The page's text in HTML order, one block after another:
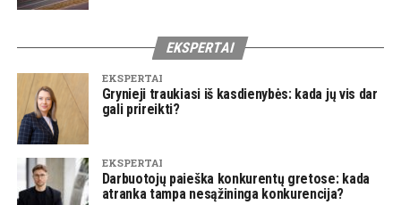
EKSPERTAI
EKSPERTAI
Grynieji traukiasi iš kasdienybės: kada jų vis dar
gali prireikti?
EKSPERTAI
Darbuotojų paieška konkurentų gretose: kada
atranka tampa nesąžininga konkurencija?